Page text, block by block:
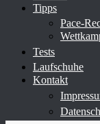
Tipps
Pace-
Tests
Laufschuhe
Kontakt